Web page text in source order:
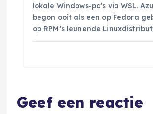
lokale Windows-pc’s via WSL.
begon ooit als een op Fedora
op RPM’s leunende
Geef een reactie